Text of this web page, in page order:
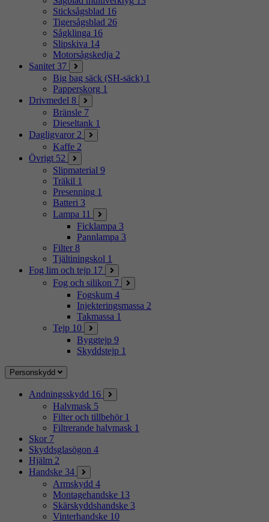
Sticksågsblad 16
Tigersågsblad 26
Sågklinga 16
Slipskiva 14
Motorsågskedja 2
Sanitet 37
Big bag säck (SH-säck) 1
Papperskorg 1
Drivmedel 8
Bränsle 7
Dieseltank 1
Dagligvaror 2
Kaffe 2
Övrigt 52
Slipmaterial 9
Träkil 1
Presenning 1
Batteri 3
Lampa 11
Ficklampa 3
Pannlampa 3
Filter 8
Tjältiningskol 1
Fog lim och tejp 17
Fog och silikon 7
Fogskum 4
Injekteringsmassa 2
Takmassa 1
Tejp 10
Byggtejp 9
Skyddstejp 1
Personskydd
Andningsskydd 16
Halvmask 5
Filter och tillbehör 1
Filtrerande halvmask 1
Skor 7
Skyddsglasögon 4
Hjälm 2
Handske 34
Armskydd 4
Montagehandske 13
Skärskyddshandske 3
Vinterhandske 10